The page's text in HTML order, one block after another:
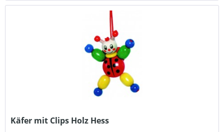
Käfer mit Clips Holz Hess